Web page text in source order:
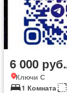
6 000
Ключи С
1 Комната